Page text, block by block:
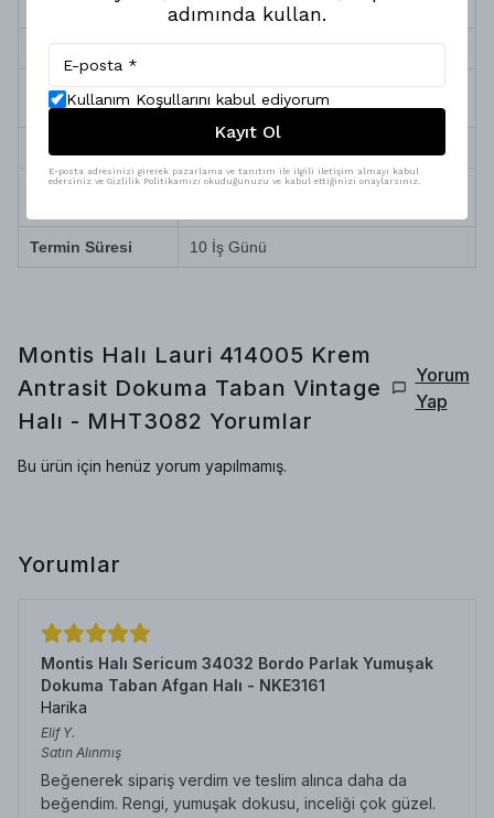
ve Polyester
Sağlık ve Alerji Antialerjik (Toz ve tüy yapmaz)
Robot Süpürge
Uyumu
Tam Uyumlu
Temizlik ve Bakım
Doğa dostu iplik, yüksek teknolojili özel
Termin Süresi 10 İş Günü
Montis Halı Lauri 414005 Krem
Antrasit Dokuma Taban Vintage
Halı - MHT3082 Yorumlar
Yorum
Yap
Bu ürün için henüz yorum yapılmamış.
Yorumlar
Montis Halı Sericum 34032 Bordo Parlak Yumuşak
Dokuma Taban Afgan Halı - NKE3161
Harika
Elif Y.
Satın Alınmış
Beğenerek sipariş verdim ve teslim alınca daha da
beğendim. Rengi, yumuşak dokusu, inceliği çok güzel.
adımında kullan.
Kullanım Koşullarını kabul ediyorum
Kayıt Ol
E-posta adresinizi girerek pazarlama ve tanıtım ile ilgili iletişim almayı kabul
edersiniz ve Gizlilik Politikamızı okuduğunuzu ve kabul ettiğinizi onaylarsınız.